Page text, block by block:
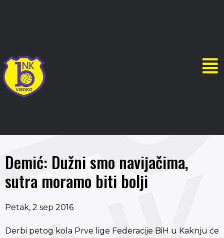
Demić: Dužni smo navijačima,
sutra moramo biti bolji
Petak, 2 sep 2016
Derbi petog kola Prve lige Federacije BiH u Kaknju će